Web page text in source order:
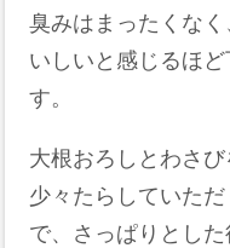
臭みはまったくな
いしいと感じるほ
す。
大根おろしとわさ
少々たらしていた
で、さっぱりとし